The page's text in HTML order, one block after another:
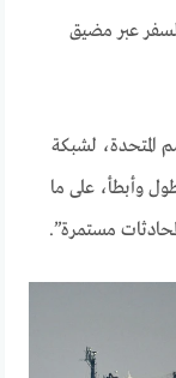
عبر مضيق
المتحدة، لشبكة
وأبطأ، على ما
مستمرة”.